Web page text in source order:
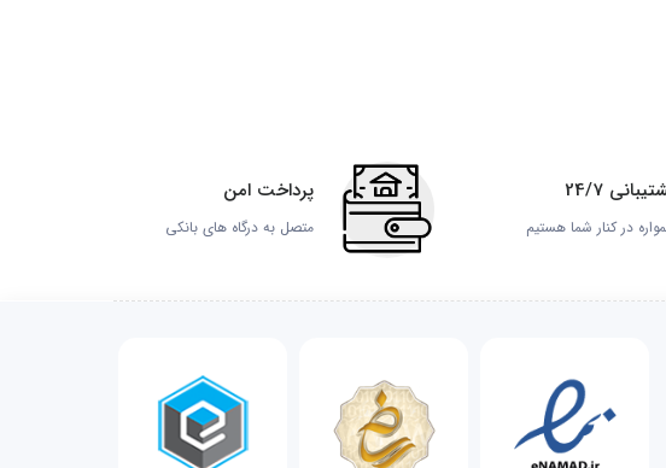
24/7
در کنار شما هستیم
پرداخت امن
متصل به درگاه های بانکی